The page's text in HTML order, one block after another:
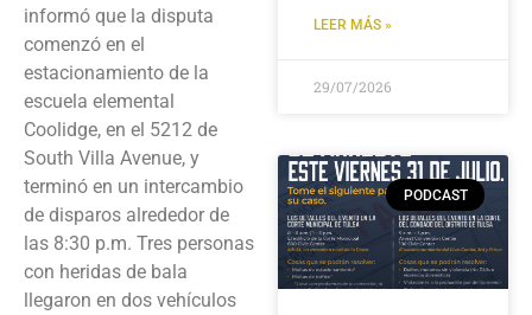
informó que la disputa
comenzó en el
estacionamiento de la
escuela elemental
Coolidge, en el 5212 de
South Villa Avenue, y
terminó en un intercambio
de disparos alrededor de
las 8:30 p.m. Tres personas
con heridas de bala
llegaron en dos vehículos
LEER MÁS »
29/07/2026
PODCAST